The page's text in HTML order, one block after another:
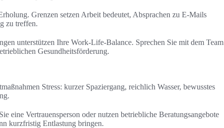
Grenzen setzen Arbeit bedeutet, Absprachen zu E‑Mails
zu treffen.
unterstützen Ihre Work-Life-Balance. Sprechen Sie mit dem Team
Gesundheitsförderung.
Stress: kurzer Spaziergang, reichlich Wasser, bewusstes
eine Vertrauensperson oder nutzen betriebliche Beratungsangebote
kurzfristig Entlastung bringen.